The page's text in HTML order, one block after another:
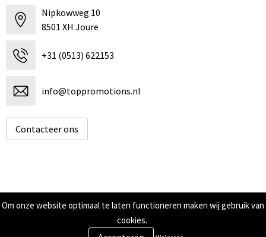
Nipkowweg 10
8501 XH Joure
+31 (0513) 622153
info@toppromotions.nl
Contacteer ons
Informatie
Om onze website optimaal te laten functioneren maken wij gebruik van
cookies.